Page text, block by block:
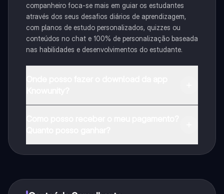
companheiro foca-se mais em guiar os estudantes
através dos seus desafios diários de aprendizagem,
com planos de estudo personalizados, quizzes ou
conteúdos no chat e 100% de personalização baseada
nas habilidades e desenvolvimentos do estudante.